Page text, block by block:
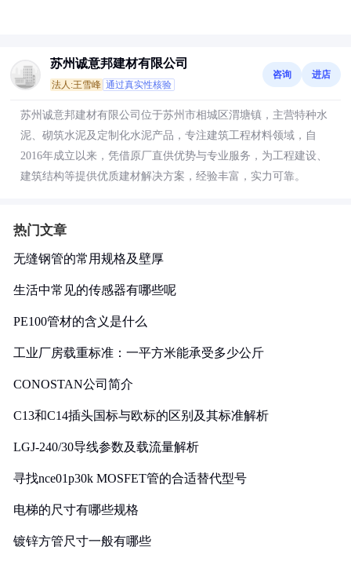
苏州诚意邦建材有限公司
法人:王雪峰 通过真实性核验
咨询 进店
苏州诚意邦建材有限公司位于苏州市相城区渭塘镇，主营特种水
泥、砌筑水泥及定制化水泥产品，专注建筑工程材料领域，自
2016年成立以来，凭借原厂直供优势与专业服务，为工程建设、
建筑结构等提供优质建材解决方案，经验丰富，实力可靠。
热门文章
无缝钢管的常用规格及壁厚
生活中常见的传感器有哪些呢
PE100管材的含义是什么
工业厂房载重标准：一平方米能承受多少公斤
CONOSTAN公司简介
C13和C14插头国标与欧标的区别及其标准解析
LGJ-240/30导线参数及载流量解析
寻找nce01p30k MOSFET管的合适替代型号
电梯的尺寸有哪些规格
镀锌方管尺寸一般有哪些